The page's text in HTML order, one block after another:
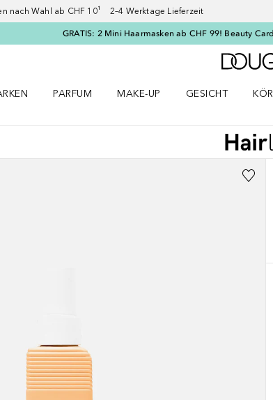
nach Wahl ab CHF 10¹ 2–4 Werktage Lieferzeit
GRATIS: 2 Mini Haarmasken ab CHF 99! Beauty
PARFUM
MAKE-UP
GESICHT